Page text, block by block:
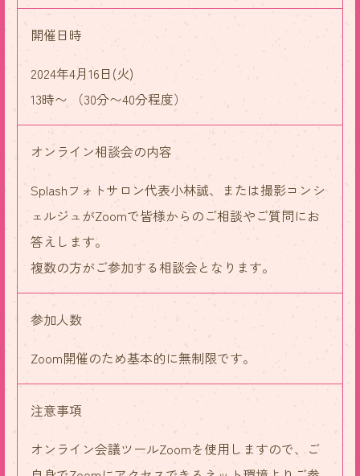
開催日時
2024年4月16日(火)
13時〜 （30分〜40分程度）
オンライン相談会の内容
Splashフォトサロン代表小林誠、または撮影コンシ
ェルジュがZoomで皆様からのご相談やご質問にお
答えします。
複数の方がご参加する相談会となります。
参加人数
Zoom開催のため基本的に無制限です。
注意事項
オンライン会議ツールZoomを使用しますので、ご